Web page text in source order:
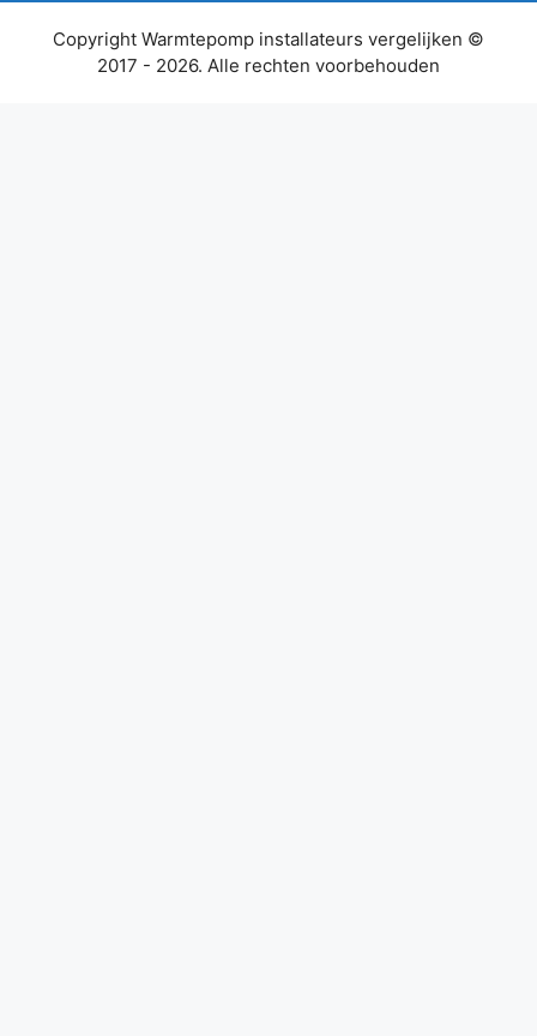
Copyright Warmtepomp installateurs vergelijken ©
2017 - 2026. Alle rechten voorbehouden